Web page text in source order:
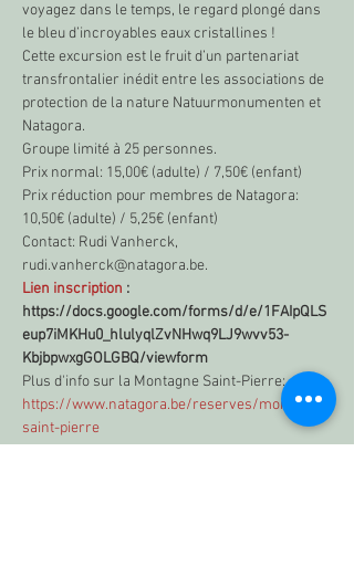
voyagez dans le temps, le regard plongé dans
le bleu d’incroyables eaux cristallines !
Cette excursion est le fruit d’un partenariat
transfrontalier inédit entre les associations de
protection de la nature Natuurmonumenten et
Natagora.
Groupe limité à 25 personnes.
Prix normal: 15,00€ (adulte) / 7,50€ (enfant)
Prix réduction pour membres de Natagora:
10,50€ (adulte) / 5,25€ (enfant)
Contact: Rudi Vanherck,
rudi.vanherck@natagora.be.
Lien inscription :
https://docs.google.com/forms/d/e/1FAIpQLS
eup7iMKHu0_hlulyqlZvNHwq9LJ9wvv53-
KbjbpwxgGOLGBQ/viewform
Plus d'info sur la Montagne Saint-Pierre:
https://www.natagora.be/reserves/montagne-
saint-pierre